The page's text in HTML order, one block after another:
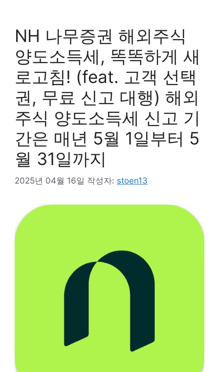
NH 나무증권 해외주식
양도소득세, 똑똑하게 새
로고침! (feat. 고객 선택
권, 무료 신고 대행) 해외
주식 양도소득세 신고 기
간은 매년 5월 1일부터 5
월 31일까지
2025년 04월 16일 작성자: stoen13